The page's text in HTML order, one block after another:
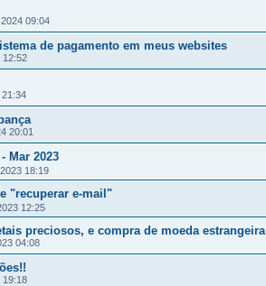
09:04
de pagamento em meus websites
12:52
20:01
Mar 2023
18:19
"recuperar e-mail"
12:25
preciosos, e compra de moeda estrangeira
04:08
19:18